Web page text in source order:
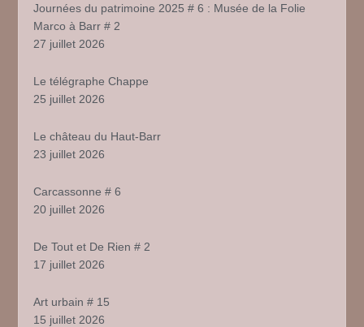
Journées du patrimoine 2025 # 6 : Musée de la Folie
Marco à Barr # 2
27 juillet 2026
Le télégraphe Chappe
25 juillet 2026
Le château du Haut-Barr
23 juillet 2026
Carcassonne # 6
20 juillet 2026
De Tout et De Rien # 2
17 juillet 2026
Art urbain # 15
15 juillet 2026